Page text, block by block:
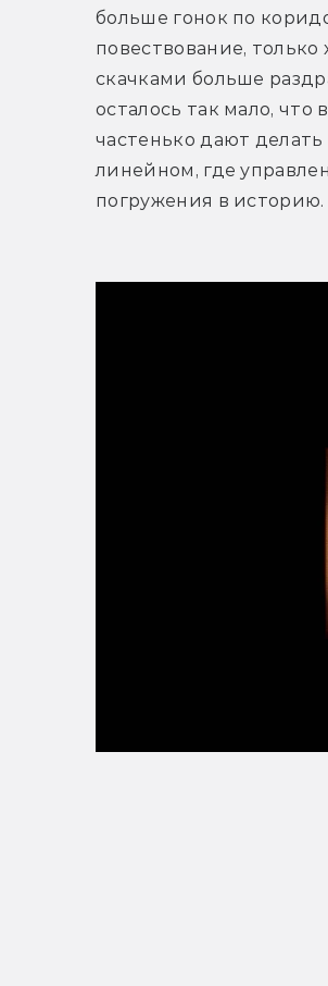
больше гонок по
повествование,
скачками больше
осталось так мало, что
частенько дают
линейном, где
погружения в историю.